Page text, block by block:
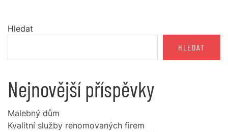
Hledat
HLEDAT
Nejnovější příspěvky
Malebný dům
Kvalitní služby renomovaných firem